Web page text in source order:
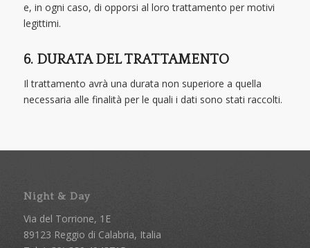
e, in ogni caso, di opporsi al loro trattamento per motivi
legittimi.
6. DURATA DEL TRATTAMENTO
Il trattamento avrà una durata non superiore a quella
necessaria alle finalità per le quali i dati sono stati raccolti.
Night & Day
Via del Torrione, 1E
89123 Reggio di Calabria, Italia